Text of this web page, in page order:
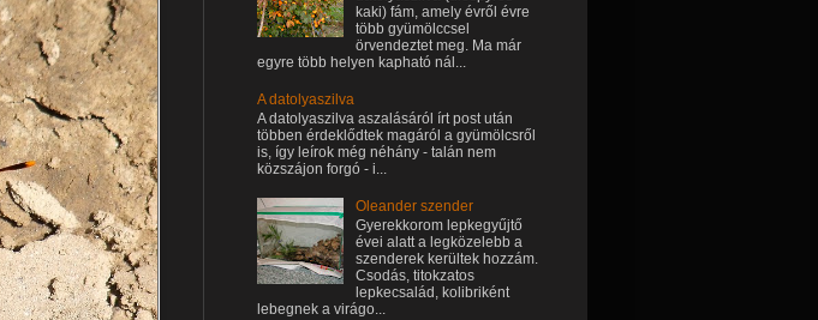
kaki) fám, amely évről évre
több gyümölccsel
örvendeztet meg. Ma már
egyre több helyen kapható nál...
A datolyaszilva
A datolyaszilva aszalásáról írt post után
többen érdeklődtek magáról a gyümölcsről
is, így leírok még néhány - talán nem
közszájon forgó - i...
Oleander szender
Gyerekkorom lepkegyűjtő
évei alatt a legközelebb a
szenderek kerültek hozzám.
Csodás, titokzatos
lepkecsalád, kolibriként
lebegnek a virágo...